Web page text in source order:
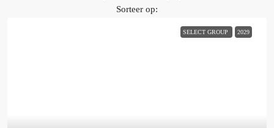
Sorteer op:
SELECT GROUP 2029